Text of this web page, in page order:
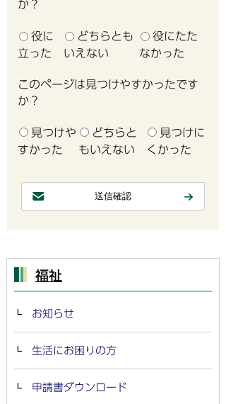
か？
役に
立った
どちらとも
いえない
役にたた
なかった
このページは見つけやすかったです
か？
見つけや
すかった
どちらと
もいえない
見つけに
くかった
福祉
お知らせ
生活にお困りの方
申請書ダウンロード